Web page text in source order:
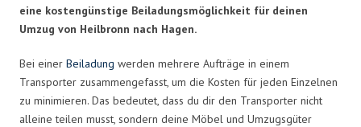
eine kostengünstige Beiladungsmöglichkeit für deinen
Umzug von Heilbronn nach Hagen.
Bei einer Beiladung werden mehrere Aufträge in einem
Transporter zusammengefasst, um die Kosten für jeden Einzelnen
zu minimieren. Das bedeutet, dass du dir den Transporter nicht
alleine teilen musst, sondern deine Möbel und Umzugsgüter